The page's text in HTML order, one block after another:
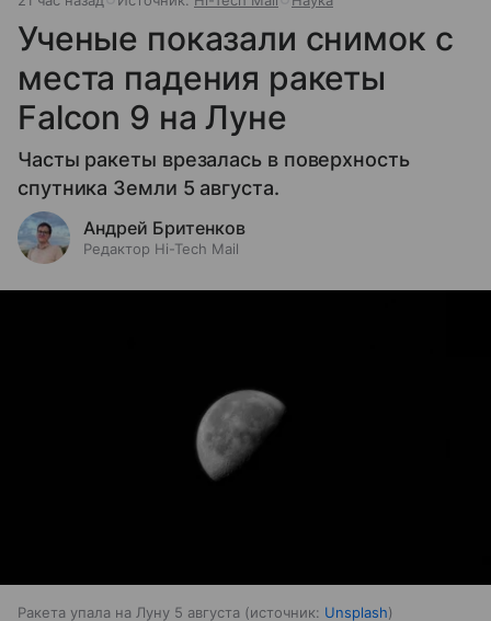
Ученые показали снимок с
места падения ракеты
Falcon 9 на Луне
Часты ракеты врезалась в поверхность
спутника Земли 5 августа.
Андрей Бритенков
Редактор Hi-Tech Mail
Ракета упала на Луну 5 августа источник: Unsplash